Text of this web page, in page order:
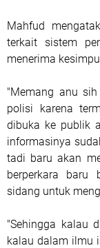
Mahfud
terkait sistem
menerima
"Memang anu
polisi karena
dibuka ke publik
informasinya
tadi baru akan
berperkara baru
sidang untuk
"Sehingga kalau
kalau dalam ilmu